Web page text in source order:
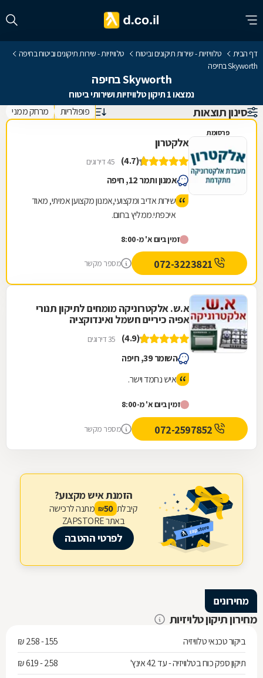
דף הבית טלוויזיות - שירות תיקונים וביטוח
טלוויזיות - שירות תיקונים וביטוח בחיפה
Skyworth בחיפה
Skyworth בחיפה
נמצאו 1 תיקון טלוויזיות ושירותי ביטוח
סינון תוצאות פופולריות מרחק ממני
פרסומת
אלקטרון
(4.7) 45 דירוגים
אמנון ותמר 12, חיפה
שירות אדיב ומקצועי,אמנון מקצוען אמיתי, מאוד
איכפתי.ממליץ בחום.
זמין ביום א' מ-8:00
מספר מקשר
א.ש. אלקטרוניקה מומחים לתיקון תנורי
אפיה כיריים חשמל ואינדוקציה
(4.9) 35 דירוגים
השומר 39, חיפה
איש נחמד וישר.
זמין ביום א' מ-8:00
מספר מקשר
הזמנת איש מקצוע?
קיבלת 50
₪ מתנה לרכישה
באתר ZAPSTORE
לפרטי ההטבה
מחירונים
מחירון תיקון טלויזיות
ביקור טכנאי טלוויזיה
155 - 258 ₪
תיקון ספק כוח בטלוויזיה - עד 42 אינץ'
258 - 619 ₪